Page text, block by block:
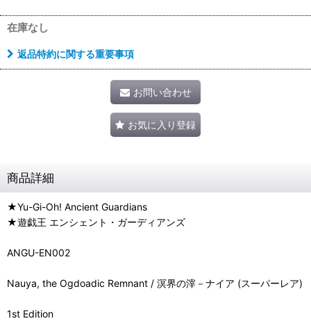
在庫なし
返品特約に関する重要事項
お問い合わせ
お気に入り登録
商品詳細
★Yu-Gi-Oh! Ancient Guardians
★遊戯王 エンシェント・ガーディアンズ
ANGU-EN002
Nauya, the Ogdoadic Remnant / 溟界の滓－ナイア (スーパーレア)
1st Edition